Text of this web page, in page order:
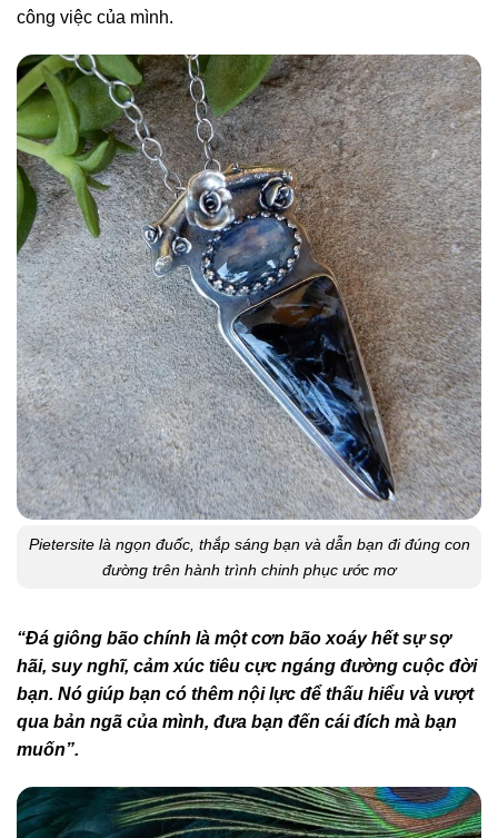
công việc của mình.
Pietersite là ngọn đuốc, thắp sáng bạn và dẫn bạn đi đúng con
đường trên hành trình chinh phục ước mơ
“Đá giông bão chính là một cơn bão xoáy hết sự sợ
hãi, suy nghĩ, cảm xúc tiêu cực ngáng đường cuộc đời
bạn. Nó giúp bạn có thêm nội lực để thấu hiểu và vượt
qua bản ngã của mình, đưa bạn đến cái đích mà bạn
muốn”.